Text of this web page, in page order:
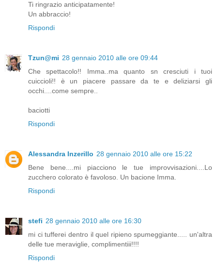
Ti ringrazio anticipatamente!
Un abbraccio!
Rispondi
Tzun@mi 28 gennaio 2010 alle ore 09:44
Che spettacolo!! Imma..ma quanto sn cresciuti i tuoi
cuiccioli!! è un piacere passare da te e deliziarsi gli
occhi....come sempre..
baciotti
Rispondi
Alessandra Inzerillo 28 gennaio 2010 alle ore 15:22
Bene bene....mi piacciono le tue improvvisazioni....Lo
zucchero colorato è favoloso. Un bacione Imma.
Rispondi
stefi 28 gennaio 2010 alle ore 16:30
mi ci tufferei dentro il quel ripieno spumeggiante..... un'altra
delle tue meraviglie, complimentiii!!!!
Rispondi